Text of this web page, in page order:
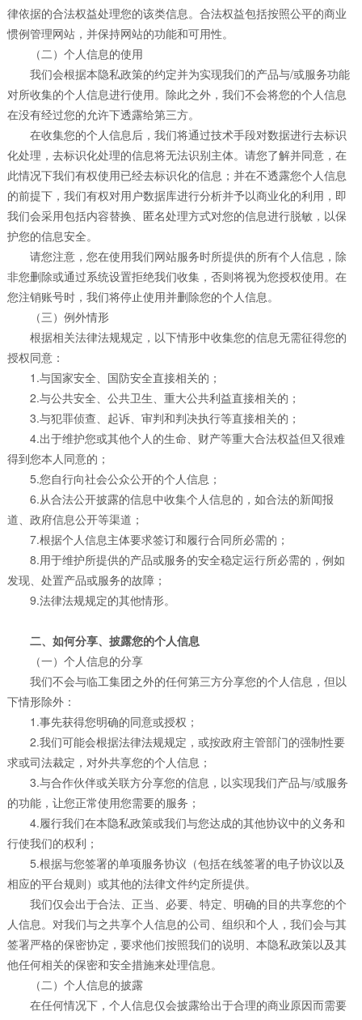
律依据的合法权益处理您的该类信息。合法权益包括按照公平的商业
惯例管理网站，并保持网站的功能和可用性。
（二）个人信息的使用
我们会根据本隐私政策的约定并为实现我们的产品与/或服务功能
对所收集的个人信息进行使用。除此之外，我们不会将您的个人信息
在没有经过您的允许下透露给第三方。
在收集您的个人信息后，我们将通过技术手段对数据进行去标识
化处理，去标识化处理的信息将无法识别主体。请您了解并同意，在
此情况下我们有权使用已经去标识化的信息；并在不透露您个人信息
的前提下，我们有权对用户数据库进行分析并予以商业化的利用，即
我们会采用包括内容替换、匿名处理方式对您的信息进行脱敏，以保
护您的信息安全。
请您注意，您在使用我们网站服务时所提供的所有个人信息，除
非您删除或通过系统设置拒绝我们收集，否则将视为您授权使用。在
您注销账号时，我们将停止使用并删除您的个人信息。
（三）例外情形
根据相关法律法规规定，以下情形中收集您的信息无需征得您的
授权同意：
1.与国家安全、国防安全直接相关的；
2.与公共安全、公共卫生、重大公共利益直接相关的；
3.与犯罪侦查、起诉、审判和判决执行等直接相关的；
4.出于维护您或其他个人的生命、财产等重大合法权益但又很难
得到您本人同意的；
5.您自行向社会公众公开的个人信息；
6.从合法公开披露的信息中收集个人信息的，如合法的新闻报
道、政府信息公开等渠道；
7.根据个人信息主体要求签订和履行合同所必需的；
8.用于维护所提供的产品或服务的安全稳定运行所必需的，例如
发现、处置产品或服务的故障；
9.法律法规规定的其他情形。
二、如何分享、披露您的个人信息
（一）个人信息的分享
我们不会与临工集团之外的任何第三方分享您的个人信息，但以
下情形除外：
1.事先获得您明确的同意或授权；
2.我们可能会根据法律法规规定，或按政府主管部门的强制性要
求或司法裁定，对外共享您的个人信息；
3.与合作伙伴或关联方分享您的信息，以实现我们产品与/或服务
的功能，让您正常使用您需要的服务；
4.履行我们在本隐私政策或我们与您达成的其他协议中的义务和
行使我们的权利；
5.根据与您签署的单项服务协议（包括在线签署的电子协议以及
相应的平台规则）或其他的法律文件约定所提供。
我们仅会出于合法、正当、必要、特定、明确的目的共享您的个
人信息。对我们与之共享个人信息的公司、组织和个人，我们会与其
签署严格的保密协定，要求他们按照我们的说明、本隐私政策以及其
他任何相关的保密和安全措施来处理信息。
（二）个人信息的披露
在任何情况下，个人信息仅会披露给出于合理的商业原因而需要